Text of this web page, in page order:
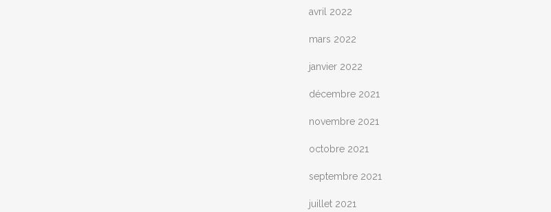
avril 2022
mars 2022
janvier 2022
décembre 2021
novembre 2021
octobre 2021
septembre 2021
juillet 2021